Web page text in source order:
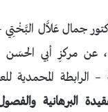
جمال عَلاَّل
عن مركزِ أبي الحسَن
الرابطة المحمدية
البرهانية والفصول